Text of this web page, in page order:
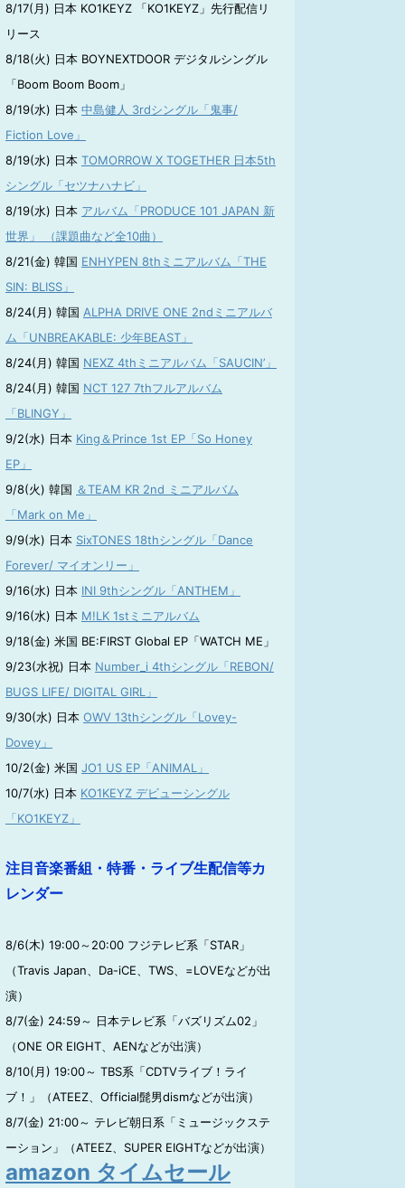
8/17(月) 日本 KO1KEYZ 「KO1KEYZ」先行配信リ
リース
8/18(火) 日本 BOYNEXTDOOR デジタルシングル
「Boom Boom Boom」
8/19(水) 日本 中島健人 3rdシングル「鬼事/
Fiction Love」
8/19(水) 日本 TOMORROW X TOGETHER 日本5th
シングル「セツナハナビ」
8/19(水) 日本 アルバム「PRODUCE 101 JAPAN 新
世界」 （課題曲など全10曲）
8/21(金) 韓国 ENHYPEN 8thミニアルバム「THE
SIN: BLISS」
8/24(月) 韓国 ALPHA DRIVE ONE 2ndミニアルバ
ム「UNBREAKABLE: 少年BEAST」
8/24(月) 韓国 NEXZ 4thミニアルバム「SAUCIN’」
8/24(月) 韓国 NCT 127 7thフルアルバム
「BLINGY」
9/2(水) 日本 King＆Prince 1st EP「So Honey
EP」
9/8(火) 韓国 ＆TEAM KR 2nd ミニアルバム
「Mark on Me」
9/9(水) 日本 SixTONES 18thシングル「Dance
Forever/ マイオンリー」
9/16(水) 日本 INI 9thシングル「ANTHEM」
9/16(水) 日本 M!LK 1stミニアルバム
9/18(金) 米国 BE:FIRST Global EP「WATCH ME」
9/23(水祝) 日本 Number_i 4thシングル「REBON/
BUGS LIFE/ DIGITAL GIRL」
9/30(水) 日本 OWV 13thシングル「Lovey-
Dovey」
10/2(金) 米国 JO1 US EP「ANIMAL」
10/7(水) 日本 KO1KEYZ デビューシングル
「KO1KEYZ」
注目音楽番組・特番・ライブ生配信等カ
レンダー
8/6(木) 19:00～20:00 フジテレビ系「STAR」
（Travis Japan、Da-iCE、TWS、=LOVEなどが出
演）
8/7(金) 24:59～ 日本テレビ系「バズリズム02」
（ONE OR EIGHT、AENなどが出演）
8/10(月) 19:00～ TBS系「CDTVライブ！ライ
ブ！」（ATEEZ、Official髭男dismなどが出演）
8/7(金) 21:00～ テレビ朝日系「ミュージックステ
ーション」（ATEEZ、SUPER EIGHTなどが出演）
amazon タイムセール